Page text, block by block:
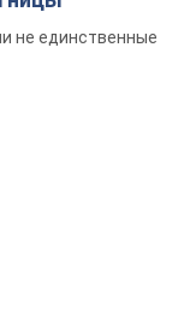
не единственные